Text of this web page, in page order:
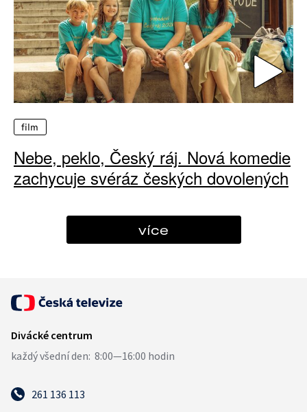
film
Nebe, peklo, Český ráj. Nová komedie
zachycuje svéráz českých dovolených
více
261 136 113